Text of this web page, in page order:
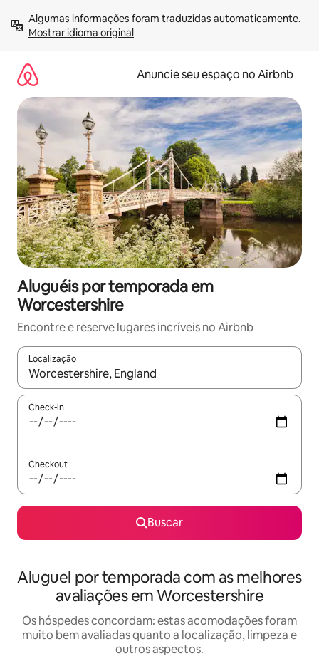
para
Mostrar idioma original
Anuncie seu espaço no Airbnb
Aluguéis por temporada em
Worcestershire
Encontre e reserve lugares incríveis no Airbnb
Localização
Quando os resultados estiverem disponíveis, explore-os
Check-in
Checkout
Buscar
Aluguel por temporada com as melhores
avaliações em Worcestershire
Os hóspedes concordam: estas acomodações foram
muito bem avaliadas quanto a localização, limpeza e
outros aspectos.